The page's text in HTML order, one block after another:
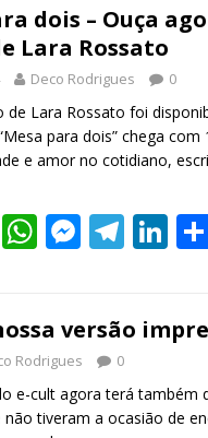
s
A
p
p
e
n
g
er
gr
a
m
e
n
dois – Ouça
Lara Rossato
Deco Rodrigues 0
de Lara Rossato foi
para dois” chega
e amor no cotidiano,
T
w
W
h
s
A
p
M
e
e
n
g
T
el
gr
m
Li
n
e
n
versão
Rodrigues 0
e-cult agora terá também
tiveram a ocasião de